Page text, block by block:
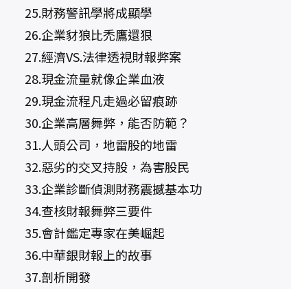
25.財務警訊學將成顯學
26.企業豺狼比禿鷹還狠
27.經濟VS.法律透視財報弊案
28.現金流量就像企業血液
29.現金流程凡走過必留痕跡
30.企業高層舞弊，能否防範？
31.人頭公司，地雷股的地雷
32.惡劣的交叉持股，為害股民
33.企業診斷偵測財務震撼基本功
34.查核財報舞弊三要件
35.會計鑑定專家在美崛起
36.中華銀財報上的故事
37.剖析開發